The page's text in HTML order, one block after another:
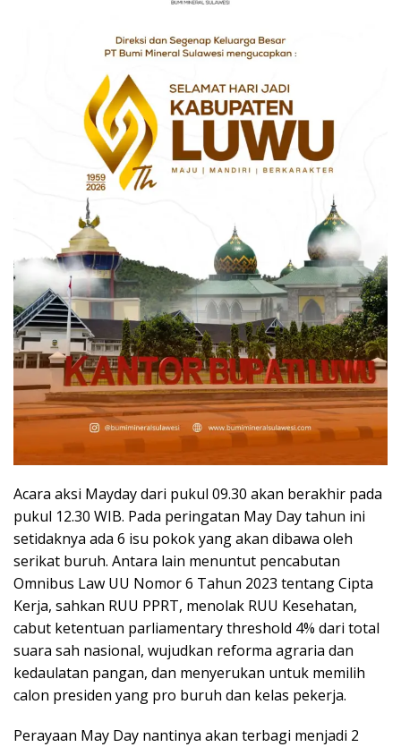
Acara aksi Mayday dari pukul 09.30 akan berakhir pada
pukul 12.30 WIB. Pada peringatan May Day tahun ini
setidaknya ada 6 isu pokok yang akan dibawa oleh
serikat buruh. Antara lain menuntut pencabutan
Omnibus Law UU Nomor 6 Tahun 2023 tentang Cipta
Kerja, sahkan RUU PPRT, menolak RUU Kesehatan,
cabut ketentuan parliamentary threshold 4% dari total
suara sah nasional, wujudkan reforma agraria dan
kedaulatan pangan, dan menyerukan untuk memilih
calon presiden yang pro buruh dan kelas pekerja.
Perayaan May Day nantinya akan terbagi menjadi 2